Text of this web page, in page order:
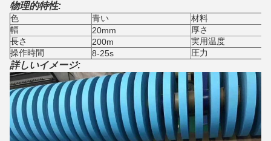
物理的特性:
色 青い
材料
幅
20mm
厚さ
長さ
200m
実用温度
操作時間
8-25s 圧力
詳しいイメージ: